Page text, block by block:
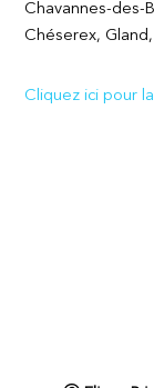
Chavannes-des-
Chéserex,
Cliquez ici pour